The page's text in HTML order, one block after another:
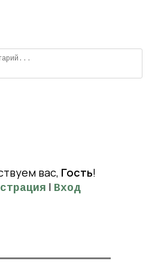
вас, Гость!
| Вход